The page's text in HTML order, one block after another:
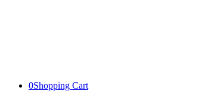
0Shopping Cart